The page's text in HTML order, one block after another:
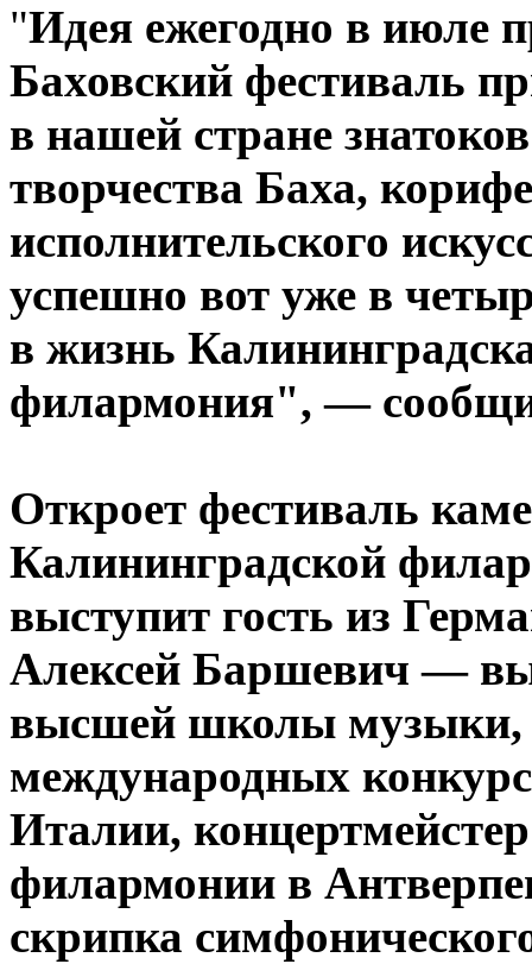
"Идея ежегодно в июле
Баховский фестиваль
в нашей стране
творчества Баха,
исполнительского
успешно вот уже в
в жизнь
филармония", —
Откроет фестиваль
Калининградской
выступит гость из
Алексей Баршевич —
высшей школы музыки,
международных
Италии,
филармонии в
скрипка